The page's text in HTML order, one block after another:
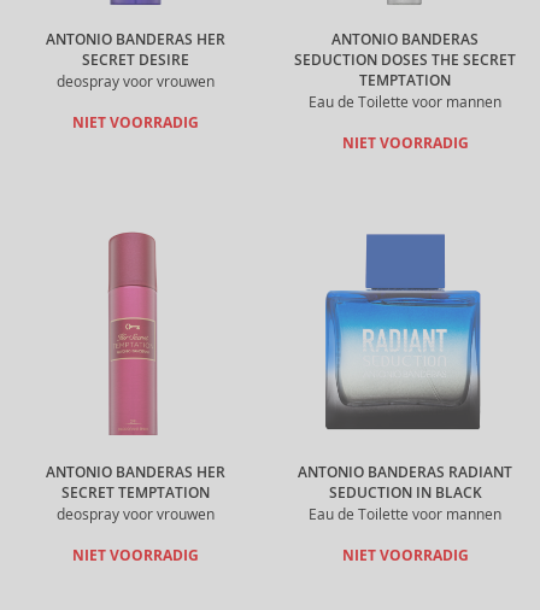
ANTONIO BANDERAS HER
SECRET DESIRE
deospray voor vrouwen
NIET VOORRADIG
ANTONIO BANDERAS
SEDUCTION DOSES THE SECRET
TEMPTATION
Eau de Toilette voor mannen
NIET VOORRADIG
ANTONIO BANDERAS HER
SECRET TEMPTATION
deospray voor vrouwen
NIET VOORRADIG
ANTONIO BANDERAS RADIANT
SEDUCTION IN BLACK
Eau de Toilette voor mannen
NIET VOORRADIG